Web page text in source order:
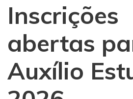
Inscrições
abertas
Auxílio